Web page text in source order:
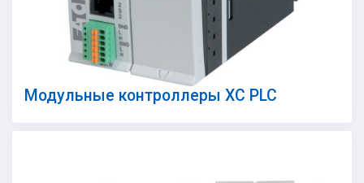
Модульные контроллеры XC PLC